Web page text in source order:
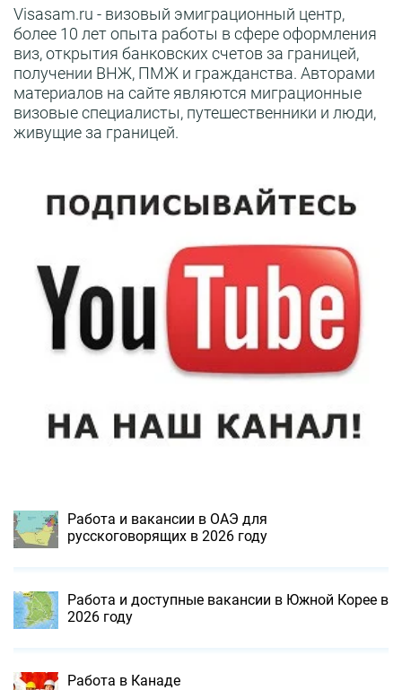
Visasam.ru - визовый эмиграционный центр,
более 10 лет опыта работы в сфере оформления
виз, открытия банковских счетов за границей,
получении ВНЖ, ПМЖ и гражданства. Авторами
материалов на сайте являются миграционные
визовые специалисты, путешественники и люди,
живущие за границей.
Работа и вакансии в ОАЭ для
русскоговорящих в 2026 году
Работа и доступные вакансии в Южной Корее в
2026 году
Работа в Канаде